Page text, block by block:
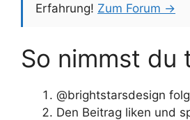
Erfahrung! Zum Forum →
So nimmst du
@brightstarsdesign
Den Beitrag liken und